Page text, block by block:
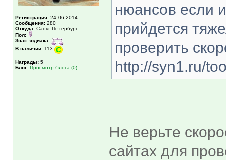
Регистрация: 24.06.2014
Сообщения: 280
Откуда: Санкт-Петербург
Пол:
Знак зодиака:
В наличии: 113
Награды: 5
Блог: Просмотр блога (0)
нюансов если
прийдется
проверить
http://syn1.ru/
Не верьте
сайтах для